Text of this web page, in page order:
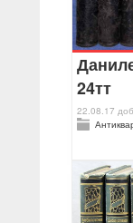
24тт
22.08.17